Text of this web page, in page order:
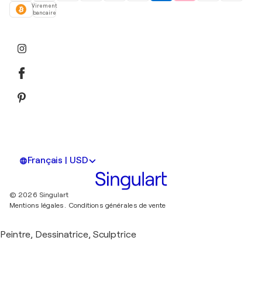
Virement
bancaire
Français | USD
© 2026 Singulart
Mentions légales. Conditions générales de vente
Peintre, Dessinatrice, Sculptrice